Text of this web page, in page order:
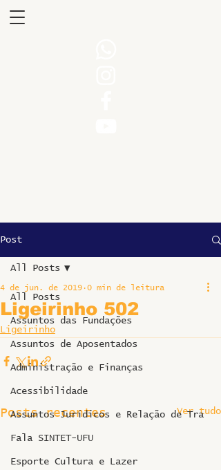
Post
All Posts
Assuntos das Fundações
Assuntos de Aposentados
Administração e Finanças
Acessibilidade
Assuntos Jurídicos e Relação de Tra
Fala SINTET-UFU
Esporte Cultura e Lazer
All Posts
Ligeirinho 502
4 de jun. de 2019 0 min de leitura
Ligeirinho
Posts recentes Ver tudo